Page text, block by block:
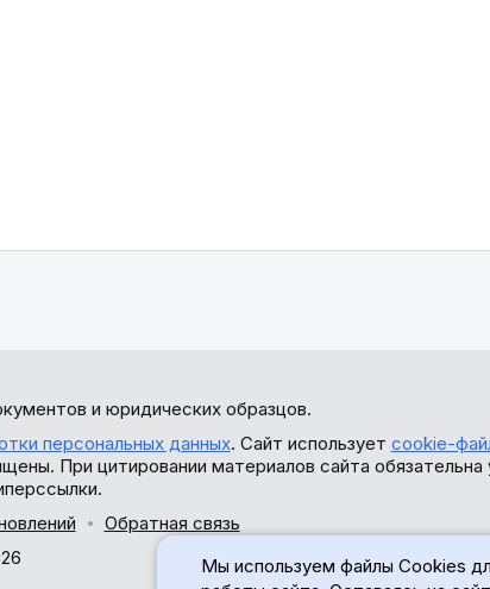
и юридических образцов.
персональных данных. Сайт использует cookie-
При цитировании материалов сайта обязательна
Обратная связь
Мы используем файлы Cookies